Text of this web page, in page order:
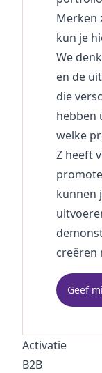
Merken
kun je
We
en de
die
hebben
welke
Z heeft
kunnen
creëren
Geef
Activatie
B2B